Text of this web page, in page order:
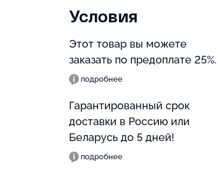
Условия
Этот товар вы можете
заказать по предоплате 25%.
подробнее
Гарантированный срок
доставки в Россию или
Беларусь до 5 дней!
подробнее